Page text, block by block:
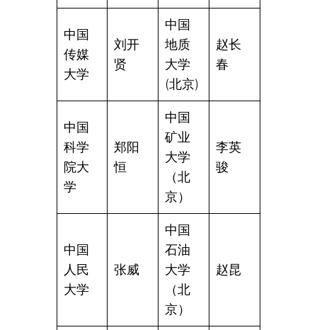
中国
传媒
大学
刘开
贤
中国
地质
大学
(北京)
赵长
春
中国
科学
院大
学
郑阳
恒
中国
矿业
大学
（北
京）
李英
骏
中国
人民
大学
张威
中国
石油
大学
（北
京）
赵昆